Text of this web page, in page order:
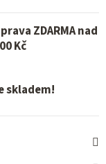
ZDARMA nad
Kč
skladem!